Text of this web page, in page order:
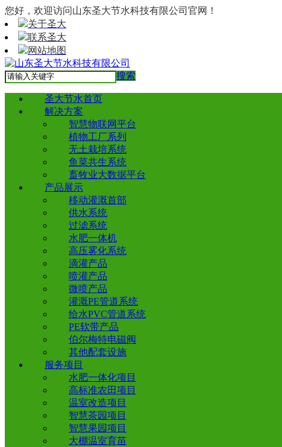
您好，欢迎访问山东圣大节水科技有限公司官网！
关于圣大
联系圣大
网站地图
搜索
圣大节水首页
解决方案
智慧物联网平台
植物工厂系列
无土栽培系统
鱼菜共生系统
畜牧业大数据平台
产品展示
移动灌溉首部
供水系统
过滤系统
水肥一体机
高压雾化系统
滴灌产品
喷灌产品
微喷产品
灌溉PE管道系统
给水PVC管道系统
PE软带产品
伯尔梅特电磁阀
其他配套设施
服务项目
水肥一体化项目
高标准农田项目
温室改造项目
智慧茶园项目
智慧果园项目
大棚温室育苗